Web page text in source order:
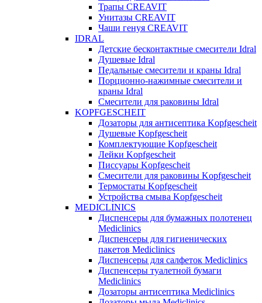
Трапы CREAVIT
Унитазы CREAVIT
Чаши генуя CREAVIT
IDRAL
Детские бесконтактные смесители Idral
Душевые Idral
Педальные смесители и краны Idral
Порционно-нажимные смесители и
краны Idral
Смеcители для раковины Idral
KOPFGESCHEIT
Дозаторы для антисептика Kopfgescheit
Душевые Kopfgescheit
Комплектующие Kopfgescheit
Лейки Kopfgescheit
Писсуары Kopfgescheit
Смесители для раковины Kopfgescheit
Термостаты Kopfgescheit
Устройства смыва Kopfgescheit
MEDICLINICS
Диспенсеры для бумажных полотенец
Mediclinics
Диспенсеры для гигиенических
пакетов Mediclinics
Диспенсеры для салфеток Mediclinics
Диспенсеры туалетной бумаги
Mediclinics
Дозаторы антисептика Mediclinics